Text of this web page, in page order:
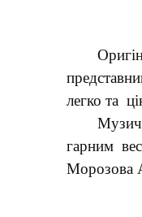
легко та
гарним
Морозова